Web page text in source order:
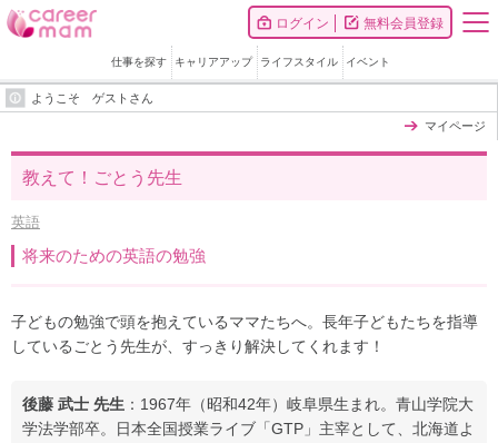
ログイン 無料会員登録
仕事を探す キャリアアップ ライフスタイル イベント
ようこそ ゲストさん
マイページ
教えて！ごとう先生
英語
将来のための英語の勉強
子どもの勉強で頭を抱えているママたちへ。長年子どもたちを指導
しているごとう先生が、すっきり解決してくれます！
後藤 武士 先生 ：1967年（昭和42年）岐阜県生まれ。青山学院大
学法学部卒。日本全国授業ライブ「GTP」主宰として、北海道よ